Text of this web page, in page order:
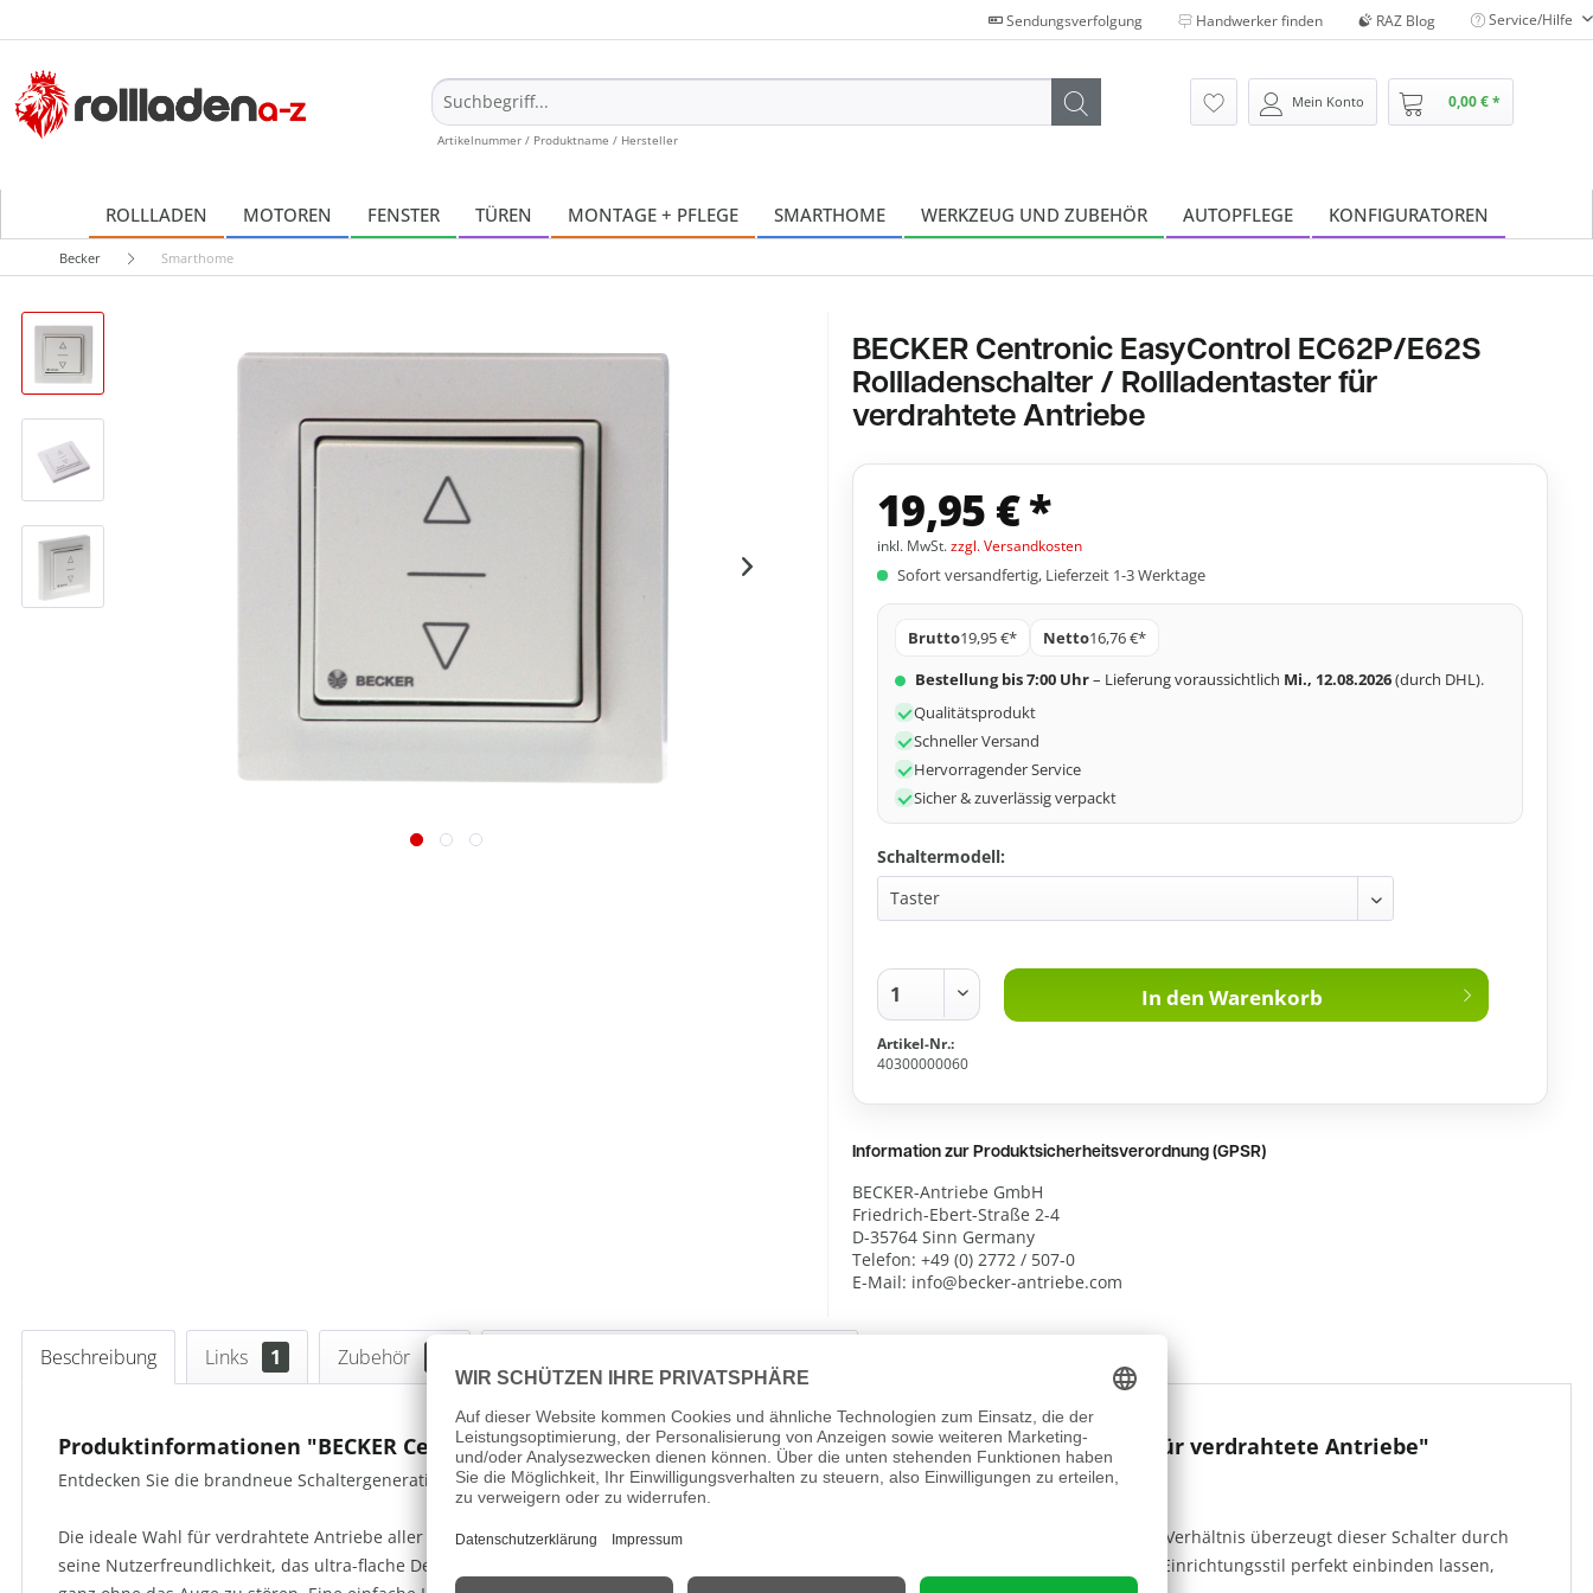
Sendungsverfolgung Handwerker finden RAZ Blog Service/Hilfe
Artikelnummer / Produktname / Hersteller
Mein Konto 0,00 € *
ROLLLADEN MOTOREN FENSTER TÜREN MONTAGE + PFLEGE SMARTHOME WERKZEUG UND ZUBEHÖR AUTOPFLEGE KONFIGURATOREN
Becker Smarthome
BECKER Centronic EasyControl EC62P/E62S
Rollladenschalter / Rollladentaster für
verdrahtete Antriebe
19,95 € *
inkl. MwSt.zzgl. Versandkosten
Sofort versandfertig, Lieferzeit 1-3 Werktage
Brutto19,95 €* Netto16,76 €*
Bestellung bis 7:00 Uhr– Lieferung voraussichtlich Mi., 12.08.2026(durch DHL).
Qualitätsprodukt
Schneller Versand
Hervorragender Service
Sicher & zuverlässig verpackt
Schaltermodell:
In den Warenkorb
Artikel-Nr.:
40300000060
Information zur Produktsicherheitsverordnung (GPSR)
BECKER-Antriebe GmbH
Friedrich-Ebert-Straße 2-4
D-35764 Sinn Germany
Telefon: +49 (0) 2772 / 507-0
E-Mail: info@becker-antriebe.com
Beschreibung Links 1 Zubehör
Produktinformationen "BECKER Centronic EasyControl EC62P/E62S Rollladenschalter / Rollladentaster für verdrahtete Antriebe"
Entdecken Sie die brandneue Schaltergeneration von Becker Antriebe - den Becker EC62P und EC62S
Die ideale Wahl für verdrahtete Antriebe aller Hersteller. Mit gewohnt herausragender Qualität und einem unschlagbaren Preis-Leistungs-Verhältnis überzeugt dieser Schalter durch
seine Nutzerfreundlichkeit, das ultra-flache Design und seine Effizienz. Profitieren Sie jetzt von den neuen Schaltern, welche sich in jeden Einrichtungsstil perfekt einbinden lassen,